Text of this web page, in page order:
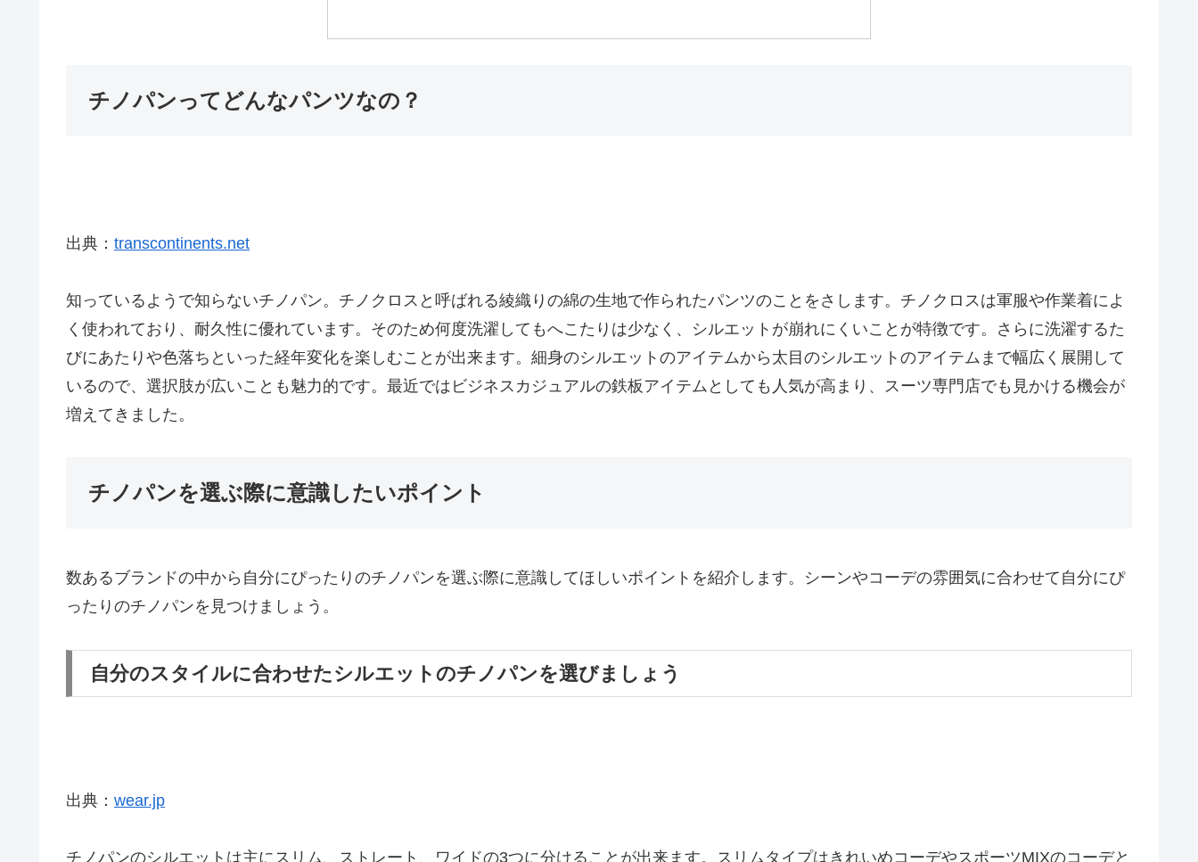
チノパンってどんなパンツなの？
出典： transcontinents.net
知っているようで知らないチノパン。チノクロスと呼ばれる綾織りの綿の生地で作られたパンツのことをさします。チノクロスは軍服や作業着によ
く使われており、耐久性に優れています。そのため何度洗濯してもへこたりは少なく、シルエットが崩れにくいことが特徴です。さらに洗濯するた
びにあたりや色落ちといった経年変化を楽しむことが出来ます。細身のシルエットのアイテムから太目のシルエットのアイテムまで幅広く展開して
いるので、選択肢が広いことも魅力的です。最近ではビジネスカジュアルの鉄板アイテムとしても人気が高まり、スーツ専門店でも見かける機会が
増えてきました。
チノパンを選ぶ際に意識したいポイント
数あるブランドの中から自分にぴったりのチノパンを選ぶ際に意識してほしいポイントを紹介します。シーンやコーデの雰囲気に合わせて自分にぴ
ったりのチノパンを見つけましょう。
自分のスタイルに合わせたシルエットのチノパンを選びましょう
出典： wear.jp
チノパンのシルエットは主にスリム、ストレート、ワイドの3つに分けることが出来ます。スリムタイプはきれいめコーデやスポーツMIXのコーデと